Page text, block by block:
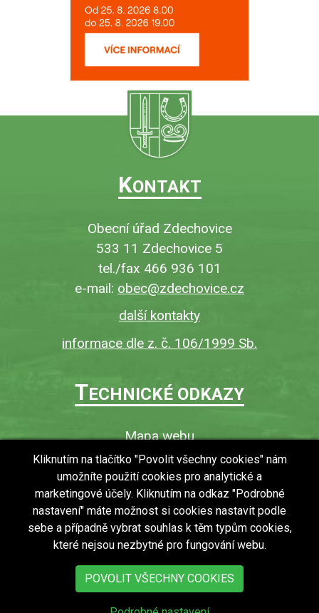
KONTAKT
Obecní úřad Zdechovice
533 11 Zdechovice 5
tel./fax 466 936 101
e-mail: obec@zdechovice.cz
další kontakty
informace dle z. č. 106/1999 Sb.
TECHNICKÉ ODKAZY
Mapa webu
O webu
Povinně zveřejňované informace
Ochrana osobních údajů (GDPR)
Vyhledávání
RSS
Bezbariérový přístup v obci
Kliknutím na tlačítko "Povolit všechny cookies" nám
umožníte použití cookies pro analytické a
marketingové účely. Kliknutím na odkaz "Podrobné
nastavení" máte možnost si cookies nastavit podle
sebe a případně vybrat souhlas k těm typům cookies,
které nejsou nezbytné pro fungování webu.
POVOLIT VŠECHNY COOKIES